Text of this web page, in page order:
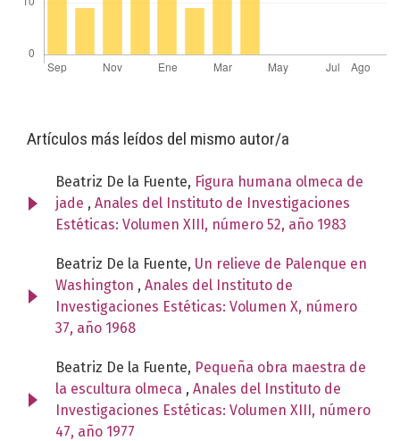
Artículos más leídos del mismo autor/a
Beatriz De la Fuente, Figura humana olmeca de
jade , Anales del Instituto de Investigaciones
Estéticas: Volumen XIII, número 52, año 1983
Beatriz De la Fuente, Un relieve de Palenque en
Washington , Anales del Instituto de
Investigaciones Estéticas: Volumen X, número
37, año 1968
Beatriz De la Fuente, Pequeña obra maestra de
la escultura olmeca , Anales del Instituto de
Investigaciones Estéticas: Volumen XIII, número
47, año 1977